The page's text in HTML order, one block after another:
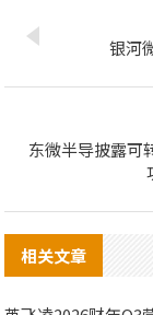
银河
东微半导披露可
相关文章